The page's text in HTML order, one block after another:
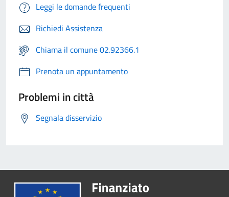
Leggi le domande frequenti
Richiedi Assistenza
Chiama il comune 02.92366.1
Prenota un appuntamento
Problemi in città
Segnala disservizio